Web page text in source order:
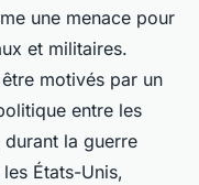
une menace pour
et militaires.
motivés par un
entre les
la guerre
États-Unis,